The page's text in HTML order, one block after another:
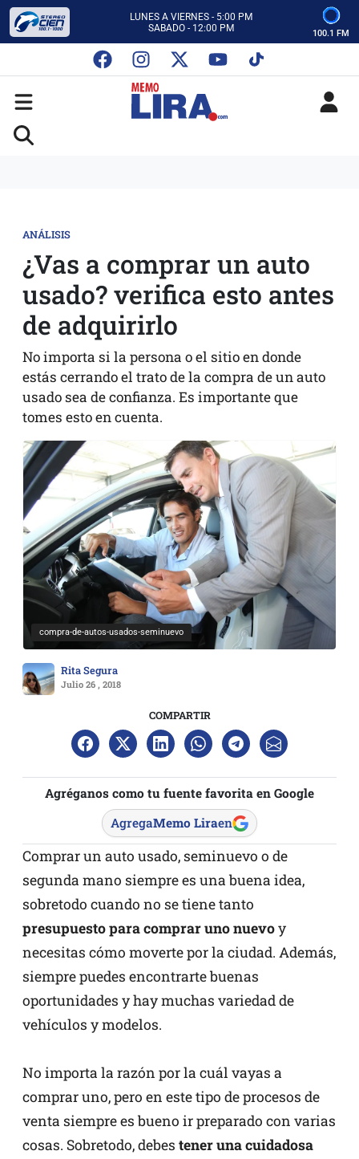
ESCUCHA AUTOS AL CIEN
CON MEMO LIRA Y SU EQUIPO
SABADO - 12:00 PM
ESCUCHA AUTOS AL CIEN
CON MEMO LIRA Y SU EQUIPO
LUNES A VIERNES - 5:00 PM
SABADO - 12:00 PM
100.1 FM
ANÁLISIS
¿Vas a comprar un auto
usado? verifica esto antes
de adquirirlo
No importa si la persona o el sitio en donde
estás cerrando el trato de la compra de un auto
usado sea de confianza. Es importante que
tomes esto en cuenta.
compra-de-autos-usados-seminuevo
Rita Segura
Julio 26 , 2018
COMPARTIR
Agréganos como tu fuente favorita en Google
AgregaMemo Liraen
Comprar un auto usado, seminuevo o de
segunda mano siempre es una buena idea,
sobretodo cuando no se tiene tanto
presupuesto para comprar uno nuevoy
necesitas cómo moverte por la ciudad. Además,
siempre puedes encontrarte buenas
oportunidades y hay muchas variedad de
vehículos y modelos.
No importa la razón por la cuál vayas a
comprar uno, pero en este tipo de procesos de
venta siempre es bueno ir preparado con varias
cosas. Sobretodo, debes tener una cuidadosa